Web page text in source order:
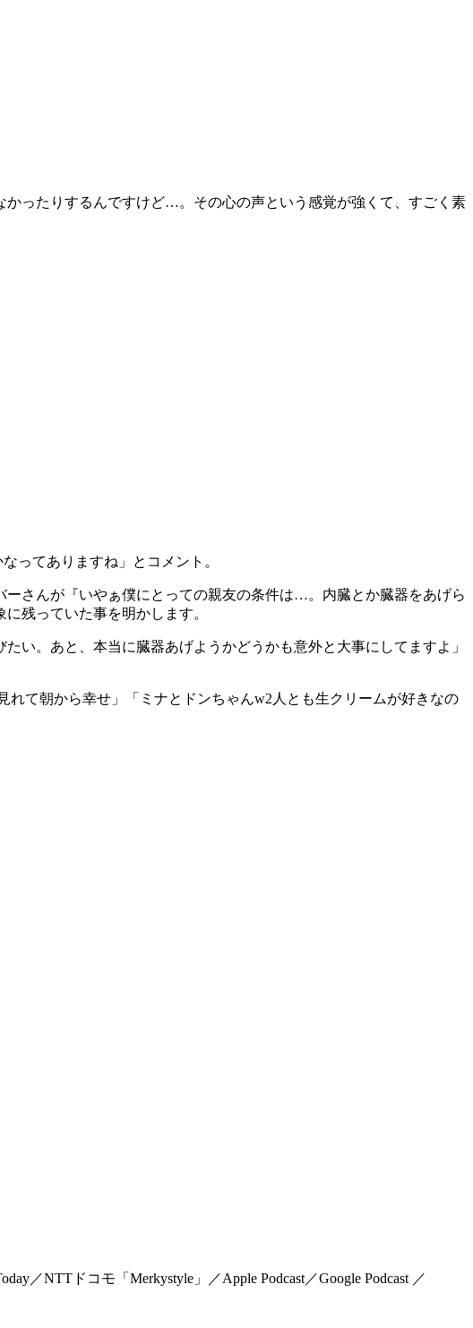
ったりするんですけど…。その心の声という感覚が強くて、すごく素
ってありますね」とコメント。
さんが『いやぁ僕にとっての親友の条件は…。内臓とか臓器をあげら
残っていた事を明かします。
い。あと、本当に臓器あげようかどうかも意外と大事にしてますよ」
て朝から幸せ」「ミナとドンちゃんw2人とも生クリームが好きなの
／NTTドコモ「Merkystyle」／Apple Podcast／Google Podcast ／